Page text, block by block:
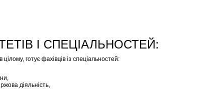
І СПЕЦІАЛЬНОСТЕЙ:
цілому, готує фахівців із спеціальностей:
діяльність,